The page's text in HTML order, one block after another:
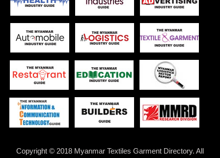
Copyright © 2018 Myanmar Textiles Garment Directory. All